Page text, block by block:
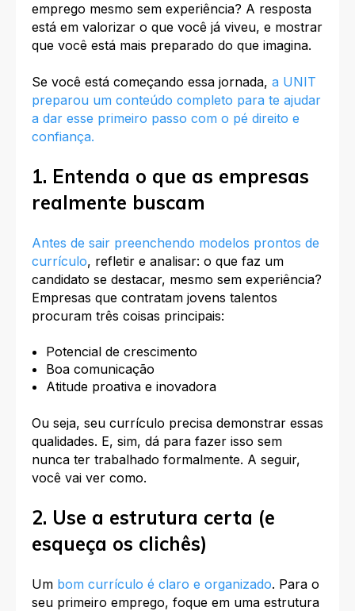
emprego mesmo sem experiência? A resposta
está em valorizar o que você já viveu, e mostrar
que você está mais preparado do que imagina.
Se você está começando essa jornada, a UNIT
preparou um conteúdo completo para te ajudar
a dar esse primeiro passo com o pé direito e
confiança.
1. Entenda o que as empresas
realmente buscam
Antes de sair preenchendo modelos prontos de
currículo, refletir e analisar: o que faz um
candidato se destacar, mesmo sem experiência?
Empresas que contratam jovens talentos
procuram três coisas principais:
Potencial de crescimento
Boa comunicação
Atitude proativa e inovadora
Ou seja, seu currículo precisa demonstrar essas
qualidades. E, sim, dá para fazer isso sem
nunca ter trabalhado formalmente. A seguir,
você vai ver como.
2. Use a estrutura certa (e
esqueça os clichês)
Um bom currículo é claro e organizado. Para o
seu primeiro emprego, foque em uma estrutura